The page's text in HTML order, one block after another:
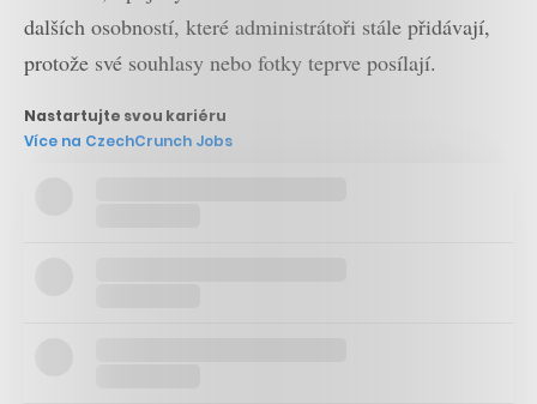
dalších osobností, které administrátoři stále přidávají,
protože své souhlasy nebo fotky teprve posílají.
Nastartujte svou kariéru
Více na CzechCrunch Jobs